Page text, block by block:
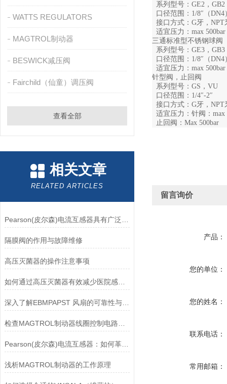
WATTS REGULATORS
MAGTROL制动器
BESWICK减压阀
Fairchild（仙童）调压阀
查看全部
相关文章
RELATED ARTICLES
隔膜阀的作用与故障维修
高压灭菌器的操作注意事项
如何通过高压灭菌器有效减少医院感染风险？
深入了解EBMPAPST 风扇的可靠性与耐用性
Pearson(皮尔森)电流互感器：如何革新电力监控？
浅析MAGTROL制动器的工作原理
系列型号：GE2，GB2
口径范围：1/8″（DN4
接口方式：G牙，NPT
适宜压力：max 500bar
三通标准型不锈钢球阀
系列型号：GE3，GB3
口径范围：1/8″（
适宜压力：max 500bar
针型阀，止回阀
系列型号：GS，VU
口径范围：1/4″-2″
接口方式：G牙，NPT
适宜压力：针阀：max
止回阀：Max 500bar
留言询价
产品：
您的单位：
您的姓名：
联系电话：
常用邮箱：